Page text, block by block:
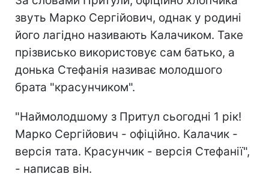
звуть Марко Сергійович, однак у родині
його лагідно називають Калачиком. Таке
прізвисько використовує сам батько, а
донька Стефанія називає молодшого
брата "красунчиком".
"Наймолодшому з Притул сьогодні 1 рік!
Марко Сергійович - офіційно. Калачик -
версія тата. Красунчик - версія Стефанії",
- написав він.